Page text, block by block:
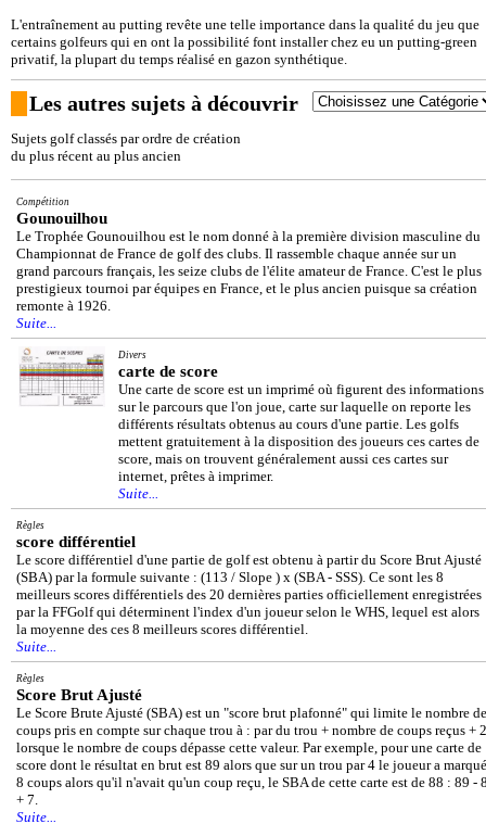
L'entraînement au putting revête une telle importance dans la qualité du jeu que
certains golfeurs qui en ont la possibilité font installer chez eu un putting-green
privatif, la plupart du temps réalisé en gazon synthétique.
Les autres sujets à découvrir
Sujets golf classés par ordre de création
du plus récent au plus ancien
Compétition
Gounouilhou
Le Trophée Gounouilhou est le nom donné à la première division masculine du
Championnat de France de golf des clubs. Il rassemble chaque année sur un
grand parcours français, les seize clubs de l'élite amateur de France. C'est le plus
prestigieux tournoi par équipes en France, et le plus ancien puisque sa création
remonte à 1926.
Suite...
Divers
carte de score
Une carte de score est un imprimé où figurent des informations
sur le parcours que l'on joue, carte sur laquelle on reporte les
différents résultats obtenus au cours d'une partie. Les golfs
mettent gratuitement à la disposition des joueurs ces cartes de
score, mais on trouvent généralement aussi ces cartes sur
internet, prêtes à imprimer.
Suite...
Règles
score différentiel
Le score différentiel d'une partie de golf est obtenu à partir du Score Brut Ajusté
(SBA) par la formule suivante : (113 / Slope ) x (SBA - SSS). Ce sont les 8
meilleurs scores différentiels des 20 dernières parties officiellement enregistrées
par la FFGolf qui déterminent l'index d'un joueur selon le WHS, lequel est alors
la moyenne des ces 8 meilleurs scores différentiel.
Suite...
Règles
Score Brut Ajusté
Le Score Brute Ajusté (SBA) est un "score brut plafonné" qui limite le nombre de
coups pris en compte sur chaque trou à : par du trou + nombre de coups reçus + 2
lorsque le nombre de coups dépasse cette valeur. Par exemple, pour une carte de
score dont le résultat en brut est 89 alors que sur un trou par 4 le joueur a marqué
8 coups alors qu'il n'avait qu'un coup reçu, le SBA de cette carte est de 88 : 89 -
+ 7.
Suite...